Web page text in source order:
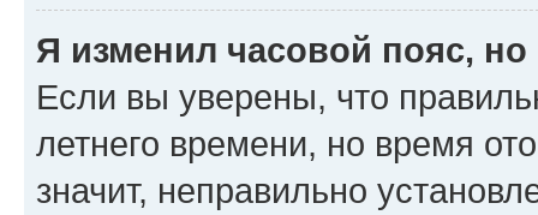
Я изменил часовой пояс,
Если вы уверены, что
летнего времени, но время
значит, неправильно